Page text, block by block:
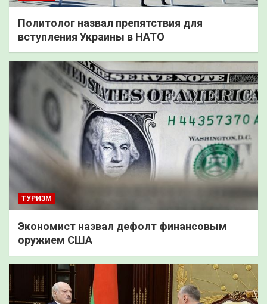
Политолог назвал препятствия для
вступления Украины в НАТО
ТУРИЗМ
Экономист назвал дефолт финансовым
оружием США